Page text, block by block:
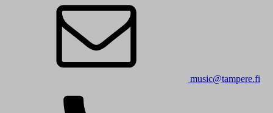
music@tampere.fi